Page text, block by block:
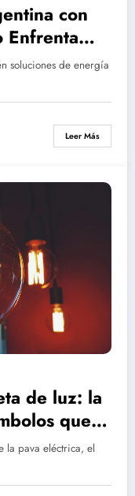
con
Enfrenta
Mercado
soluciones de energía
Leer Más
de luz: la
que
por qué la
más
la pava eléctrica, el